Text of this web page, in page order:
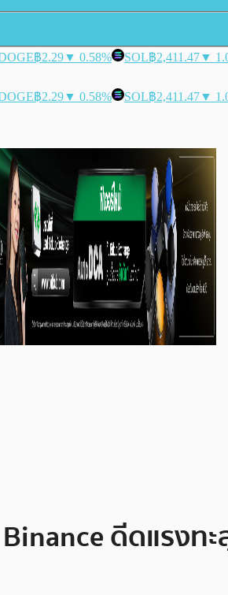
฿2.29▼ 0.58% SOL฿2,411.47▼
฿2.29▼ 0.58% SOL฿2,411.47▼
ดีดแรง